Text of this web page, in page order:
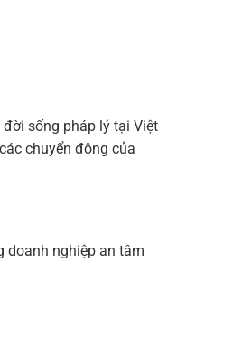
sống pháp lý tại Việt
chuyển động của
doanh nghiệp an tâm